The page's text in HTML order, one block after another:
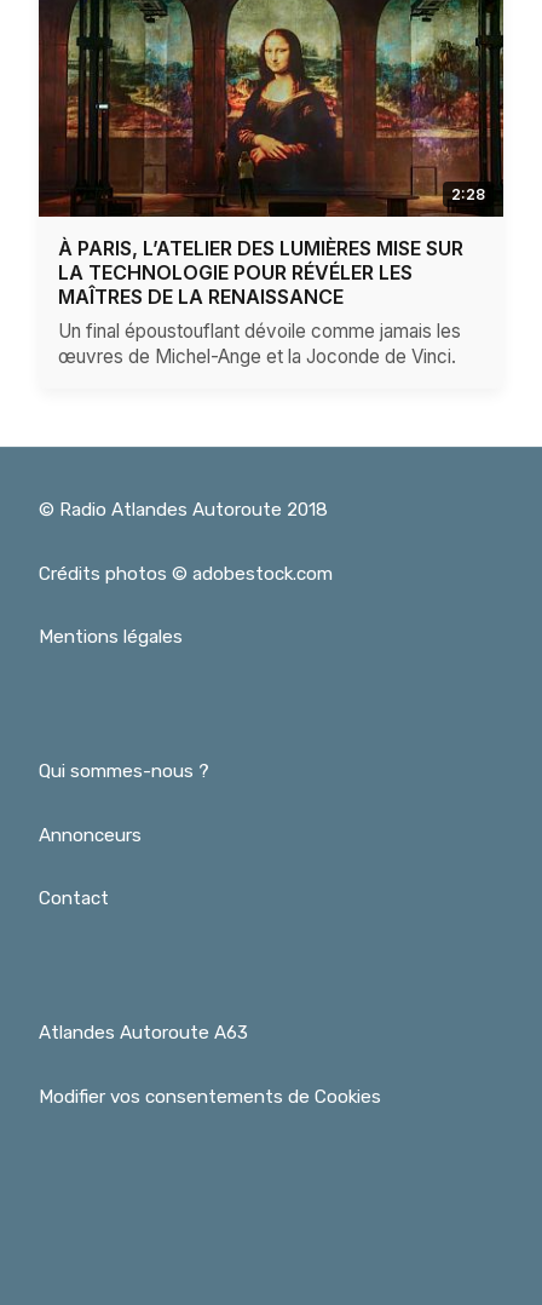
2:28
À PARIS, L’ATELIER DES LUMIÈRES MISE SUR
LA TECHNOLOGIE POUR RÉVÉLER LES
MAÎTRES DE LA RENAISSANCE
Un final époustouflant dévoile comme jamais les
œuvres de Michel-Ange et la Joconde de Vinci.
© Radio Atlandes Autoroute 2018
Crédits photos © adobestock.com
Mentions légales
Qui sommes-nous ?
Annonceurs
Contact
Atlandes Autoroute A63
Modifier vos consentements de Cookies